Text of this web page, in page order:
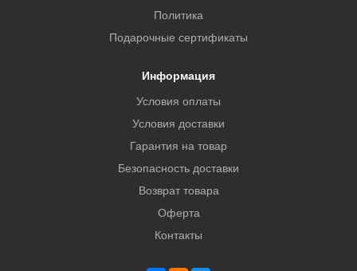
Политика
Подарочные сертификаты
Информация
Условия оплаты
Условия доставки
Гарантия на товар
Безопасность доставки
Возврат товара
Оферта
Контакты